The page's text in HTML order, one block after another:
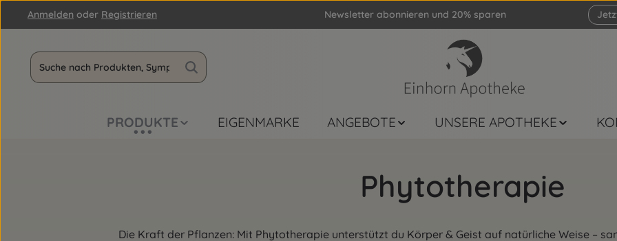
Hauptinhalt springen
Zur Suche springen
Zur Hauptnavigation springen
Anmelden oder Registrieren Newsletter abonnieren und 20% sparen
PRODUKTE EIGENMARKE ANGEBOTE UNSERE APOTHEKE
Phytotherapie
Die Kraft der Pflanzen: Mit Phytotherapie unterstützt du Körper & Geist auf natürliche Weise –